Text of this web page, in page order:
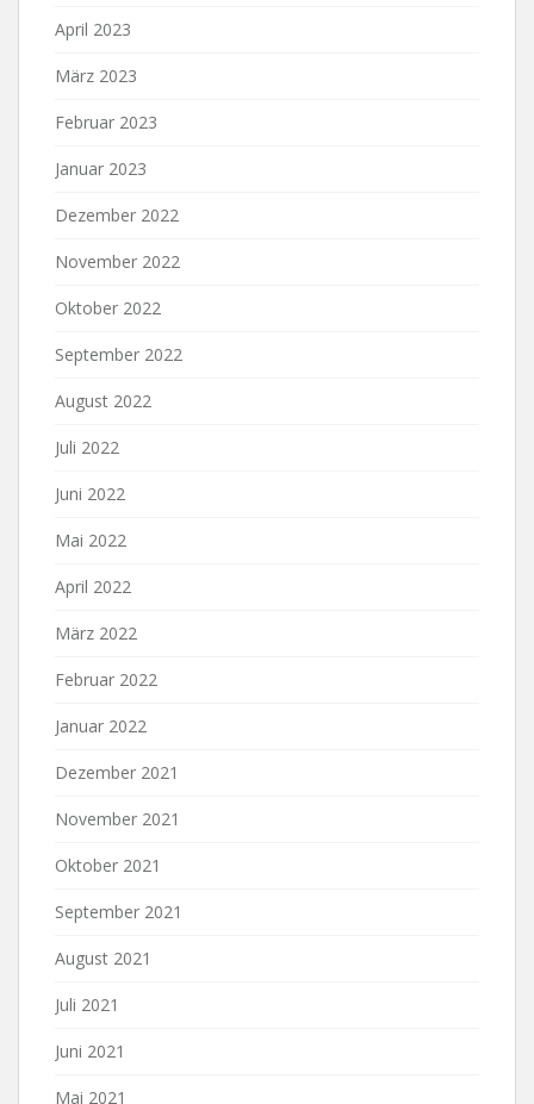
April 2023
März 2023
Februar 2023
Januar 2023
Dezember 2022
November 2022
Oktober 2022
September 2022
August 2022
Juli 2022
Juni 2022
Mai 2022
April 2022
März 2022
Februar 2022
Januar 2022
Dezember 2021
November 2021
Oktober 2021
September 2021
August 2021
Juli 2021
Juni 2021
Mai 2021